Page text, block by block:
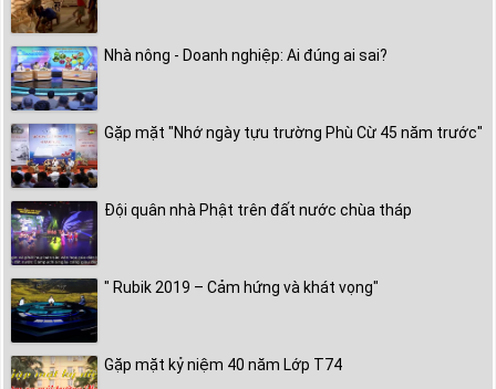
Nhà nông - Doanh nghiệp: Ai đúng ai sai?
Gặp mặt "Nhớ ngày tựu trường Phù Cừ 45 năm trước"
Đội quân nhà Phật trên đất nước chùa tháp
" Rubik 2019 – Cảm hứng và khát vọng"
Gặp mặt kỷ niệm 40 năm Lớp T74